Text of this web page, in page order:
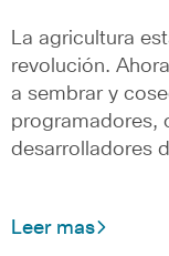
La agricultura
revolución.
a sembrar y
programadores,
desarrolladores
Leer mas